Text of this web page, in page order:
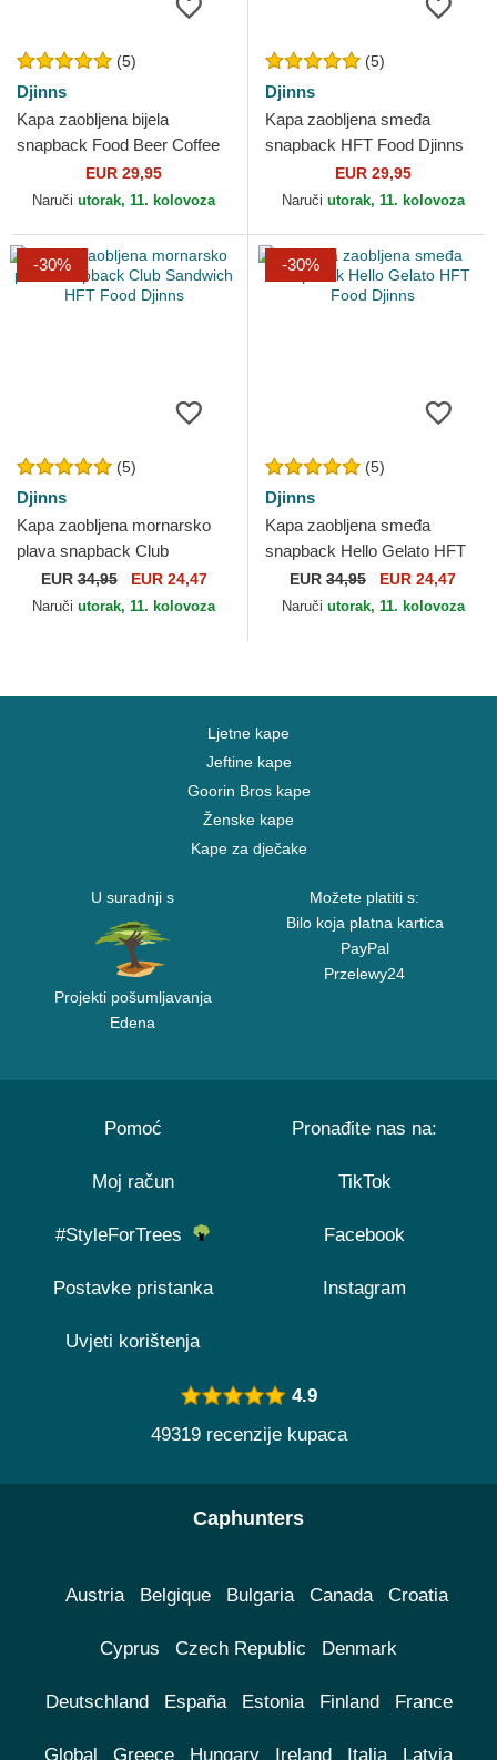
(5)
Djinns
Kapa zaobljena bijela
snapback Food Beer Coffee
HFT DjinnsEUR 29,95
Naruči utorak, 11. kolovoza
(5)
Djinns
Kapa zaobljena smeđa
snapback HFT Food Djinns
EUR 29,95
Naruči utorak, 11. kolovoza
-30%
(5)
Djinns
Kapa zaobljena mornarsko
plava snapback Club
Sandwich HFT Food Djinns
EUR34,95 EUR 24,47
Naruči utorak, 11. kolovoza
-30%
(5)
Djinns
Kapa zaobljena smeđa
snapback Hello Gelato HFT
Food Djinns
EUR 34,95 EUR 24,47
Naruči utorak, 11. kolovoza
Ljetne kape
Jeftine kape
Goorin Bros kape
Ženske kape
Kape za dječake
U suradnji s
Projekti pošumljavanja
Edena
Možete platiti s:
Bilo koja platna kartica
PayPal
Przelewy24
Pomoć
Moj račun
#StyleForTrees
Postavke pristanka
Uvjeti korištenja
Pronađite nas na:
TikTok
Facebook
Instagram
4.9
49319 recenzije kupaca
Caphunters
Austria Belgique Bulgaria Canada Croatia
Cyprus Czech Republic Denmark
Deutschland España Estonia Finland France
Global Greece Hungary Ireland Italia Latvia